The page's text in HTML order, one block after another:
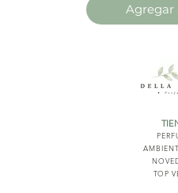
Agregar
TOP